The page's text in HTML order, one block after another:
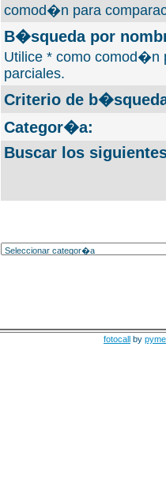
comod�n para
B�squeda por
Utilice * como comod�n
parciales.
Criterio de
Categor�a:
Buscar los
fotocall by